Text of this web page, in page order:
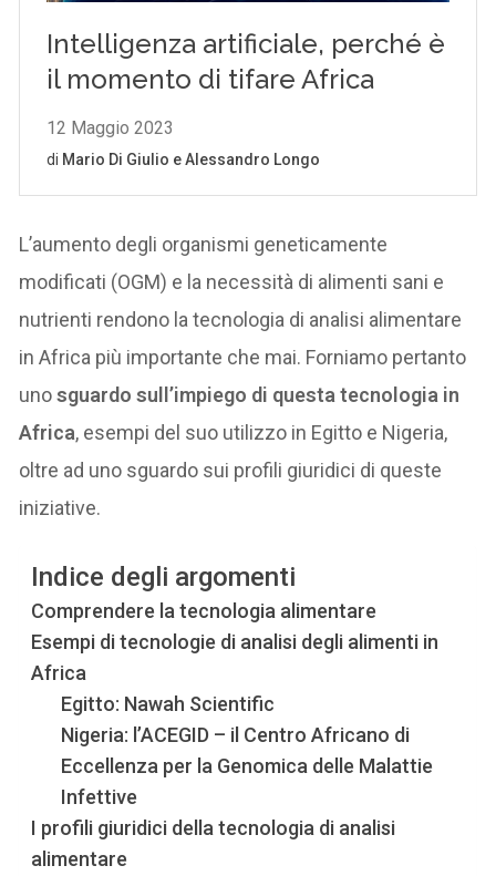
L’aumento degli organismi geneticamente
modificati (OGM) e la necessità di alimenti sani e
nutrienti rendono la tecnologia di analisi alimentare
in Africa più importante che mai. Forniamo pertanto
unosguardo sull’impiego di questa tecnologia in
Africa, esempi del suo utilizzo in Egitto e Nigeria,
oltre ad uno sguardo sui profili giuridici di queste
iniziative.
Indice degli argomenti
Comprendere la tecnologia alimentare
Esempi di tecnologie di analisi degli alimenti in
Africa
Egitto: Nawah Scientific
Nigeria: l’ACEGID – il Centro Africano di
Eccellenza per la Genomica delle Malattie
Infettive
I profili giuridici della tecnologia di analisi
alimentare